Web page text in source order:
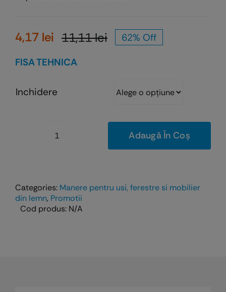
11,11leiPrețul
fost:
11,11 lei.
4,17 lei
Prețul
4,17 lei.
62% Off
FISA TEHNICA
Inchidere
Cantitate
cheie
-
finisaj
Adaugă În Coș
Categories: Manere pentru usi, ferestre si mobilier
din lemn, Promotii
Cod produs: N/A